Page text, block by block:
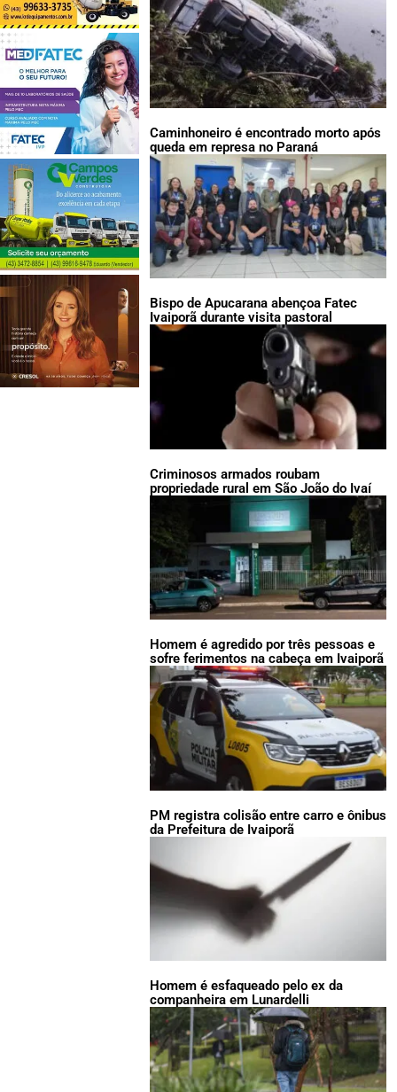
Caminhoneiro é encontrado morto após
queda em represa no Paraná
Bispo de Apucarana abençoa Fatec
Ivaiporã durante visita pastoral
Criminosos armados roubam
propriedade rural em São João do Ivaí
Homem é agredido por três pessoas e
sofre ferimentos na cabeça em Ivaiporã
PM registra colisão entre carro e ônibus
da Prefeitura de Ivaiporã
Homem é esfaqueado pelo ex da
companheira em Lunardelli